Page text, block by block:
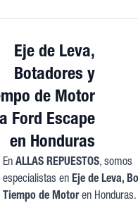
Eje de Leva,
Botadores y
de Motor
Ford Escape
en Honduras
En ALLAS REPUESTOS, somos
especialistas en Eje de Leva,
Tiempo de Motoren Honduras.